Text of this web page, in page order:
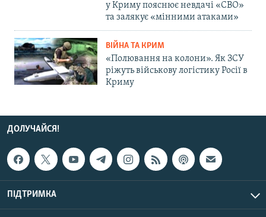
у Криму пояснює невдачі «СВО»
та залякує «мінними атаками»
ВІЙНА ТА КРИМ
«Полювання на колони». Як ЗСУ
ріжуть військову логістику Росії в
Криму
ДОЛУЧАЙСЯ!
ПІДТРИМКА